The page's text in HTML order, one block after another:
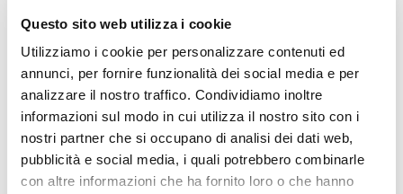
Questo sito web utilizza i cookie
Utilizziamo i cookie per personalizzare contenuti ed
annunci, per fornire funzionalità dei social media e per
analizzare il nostro traffico. Condividiamo inoltre
informazioni sul modo in cui utilizza il nostro sito con i
nostri partner che si occupano di analisi dei dati web,
pubblicità e social media, i quali potrebbero combinarle
con altre informazioni che ha fornito loro o che hanno